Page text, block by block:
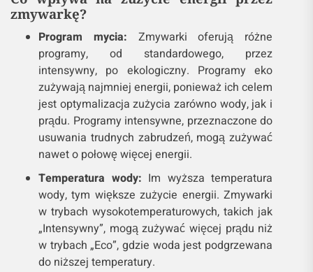
zmywarkę?
Program mycia: Zmywarki oferują różne
programy, od standardowego, przez
intensywny, po ekologiczny. Programy eko
zużywają najmniej energii, ponieważ ich celem
jest optymalizacja zużycia zarówno wody, jak i
prądu. Programy intensywne, przeznaczone do
usuwania trudnych zabrudzeń, mogą zużywać
nawet o połowę więcej energii.
Temperatura wody: Im wyższa temperatura
wody, tym większe zużycie energii. Zmywarki
w trybach wysokotemperaturowych, takich jak
„Intensywny”, mogą zużywać więcej prądu niż
w trybach „Eco”, gdzie woda jest podgrzewana
do niższej temperatury.